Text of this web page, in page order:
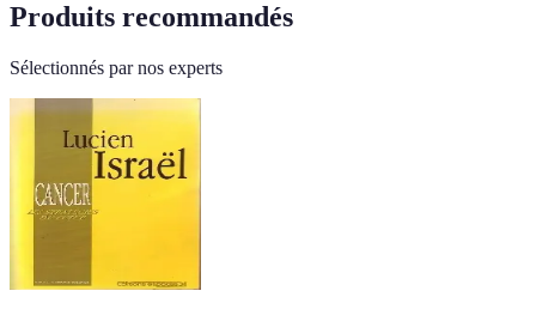
Produits recommandés
Sélectionnés par nos experts